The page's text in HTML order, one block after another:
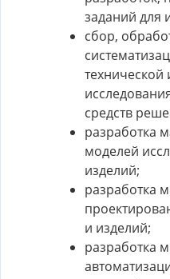
заданий для
сбор,
средств
разработка
моделей
изделий;
разработка
и изделий;
разработка